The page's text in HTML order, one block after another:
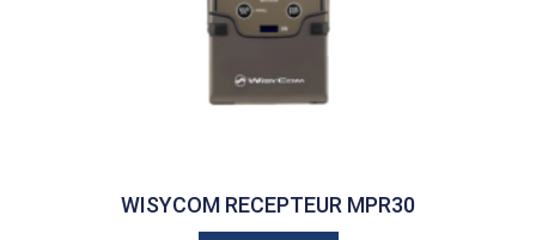
WISYCOM RECEPTEUR MPR30